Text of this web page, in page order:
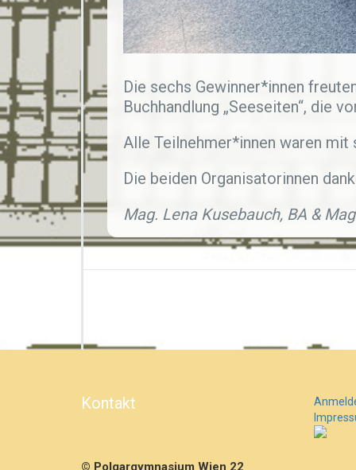
Die sechs Gewinner*innen
Buchhandlung „Seeseiten“, die
Alle Teilnehmer*innen waren mit
Die beiden Organisatorinnen
Mag. Lena Kusebauch, BA &
Kontakt
© Polgargymnasium Wien 22